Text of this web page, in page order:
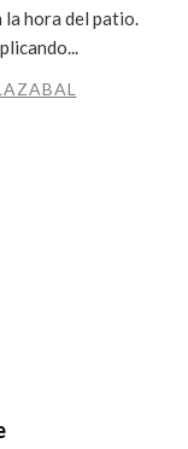
la hora del patio.